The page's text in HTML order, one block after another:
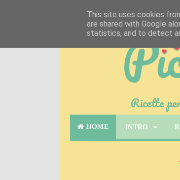
Ricette
HOME INTRO
This site uses cookies
are shared with Google
statistics, and to detect